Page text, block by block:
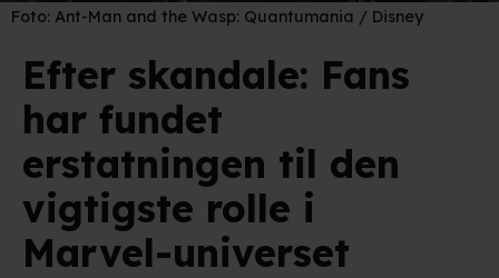
Foto: Ant-Man and the Wasp: Quantumania / Disney
Efter skandale: Fans
har fundet
erstatningen til den
vigtigste rolle i
Marvel-universet